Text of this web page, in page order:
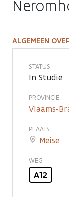
Ecoduct
over
A12
aan
ALGEMEEN
STATUS
In Studie
PROVINCIE
Vlaams-
PLAATS
Meise
WEG
A12